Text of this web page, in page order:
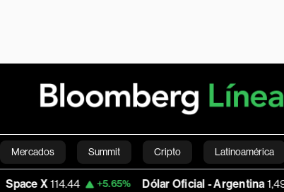
Mercados Summit Cripto Latinoamérica
Economía Estilo de vida Mundo
114.44 +5.65% Dólar Oficial - Argentina 1,493.7705